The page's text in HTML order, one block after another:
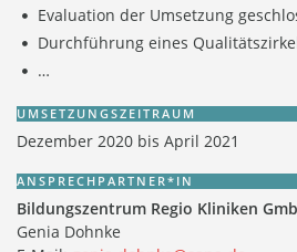
Evaluation der Umsetzung
Durchführung eines
…
UMSETZUNGSZEITRAUM
Dezember 2020 bis April 2021
ANSPRECHPARTNER*IN
Bildungszentrum Regio Kliniken
Genia Dohnke